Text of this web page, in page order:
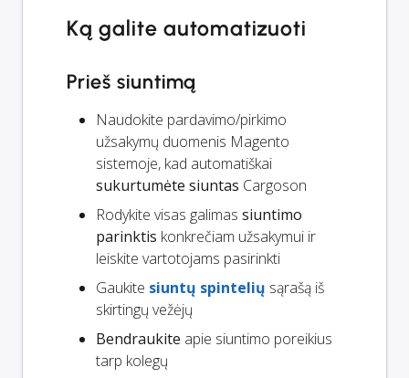
Ką galite automatizuoti
Prieš siuntimą
Naudokite pardavimo/pirkimo
užsakymų duomenis Magento
sistemoje, kad automatiškai
sukurtumėte siuntas Cargoson
Rodykite visas galimas siuntimo
parinktis konkrečiam užsakymui ir
leiskite vartotojams pasirinkti
Gaukite siuntų spintelių sąrašą iš
skirtingų vežėjų
Bendraukite apie siuntimo poreikius
tarp kolegų